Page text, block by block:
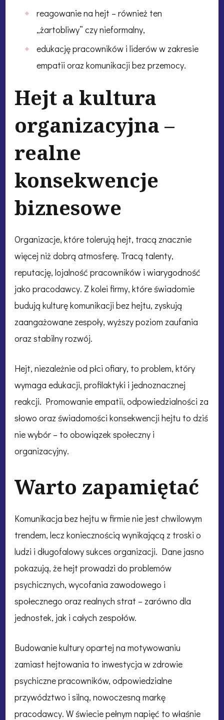
reagowanie na hejt – również ten
„żartobliwy” czy nieformalny,
edukację pracowników i liderów w zakresie
empatii oraz komunikacji bez przemocy.
Hejt a kultura
organizacyjna –
realne
konsekwencje
biznesowe
Organizacje, które tolerują hejt, tracą znacznie
więcej niż dobrą atmosferę. Tracą talenty,
reputację, lojalność pracowników i wiarygodność
jako pracodawcy. Z kolei firmy, które świadomie
budują kulturę komunikacji bez hejtu, zyskują
zaangażowane zespoły, wyższy poziom zaufania
oraz stabilny rozwój.
Hejt, niezależnie od płci ofiary, to problem, który
wymaga edukacji, profilaktyki i jednoznacznej
reakcji. Promowanie empatii, odpowiedzialności za
słowo oraz świadomości konsekwencji hejtu to dziś
nie wybór – to obowiązek społeczny i
organizacyjny.
Warto zapamiętać
Komunikacja bez hejtu w firmie nie jest chwilowym
trendem, lecz koniecznością wynikającą z troski o
ludzi i długofalowy sukces organizacji. Dane jasno
pokazują, że hejt prowadzi do problemów
psychicznych, wycofania zawodowego i
społecznego oraz realnych strat – zarówno dla
jednostek, jak i całych zespołów.
Budowanie kultury opartej na motywowaniu
zamiast hejtowania to inwestycja w zdrowie
psychiczne pracowników, odpowiedzialne
przywództwo i silną, nowoczesną markę
pracodawcy. W świecie pełnym napięć to właśnie